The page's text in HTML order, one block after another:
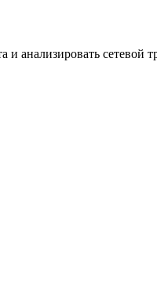
анализировать сетевой